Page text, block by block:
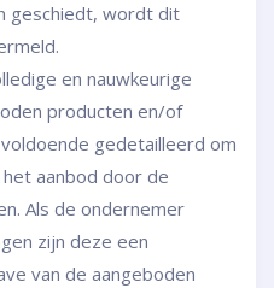
geschiedt, wordt dit
en nauwkeurige
producten en/of
gedetailleerd om
aanbod door de
Als de ondernemer
zijn deze een
van de aangeboden